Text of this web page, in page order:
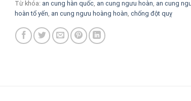
Từ khóa: an cung hàn quốc, an cung ngưu hoàn an cung
hoàn tổ yến an cung ngưu hoàng hoàn chống đột quỵ